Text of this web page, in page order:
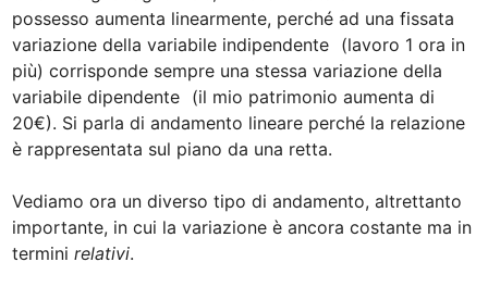
possesso aumenta linearmente, perché ad una fissata
variazione della variabile indipendente (lavoro 1 ora in
più) corrisponde sempre una stessa variazione della
variabile dipendente (il mio patrimonio aumenta di
20€). Si parla di andamento lineare perché la relazione
è rappresentata sul piano da una retta.
Vediamo ora un diverso tipo di andamento, altrettanto
importante, in cui la variazione è ancora costante ma in
termini relativi.